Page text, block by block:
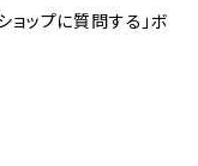
ップに質問する」ボ